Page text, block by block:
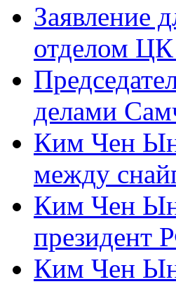
Заявление
отделом
делами
Ким Чен Ын
между
Ким Чен
президент
Ким Чен Ын